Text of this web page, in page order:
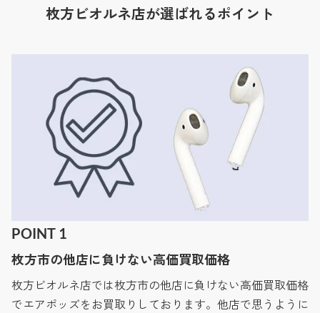
枚方ビオルネ店が選ばれるポイント
POINT 1
枚方市の他店に負けない高価買取価格
枚方ビオルネ店では枚方市の他店に負けない高価買取価格
でエアポッズをお買取りしております。他店で思うように